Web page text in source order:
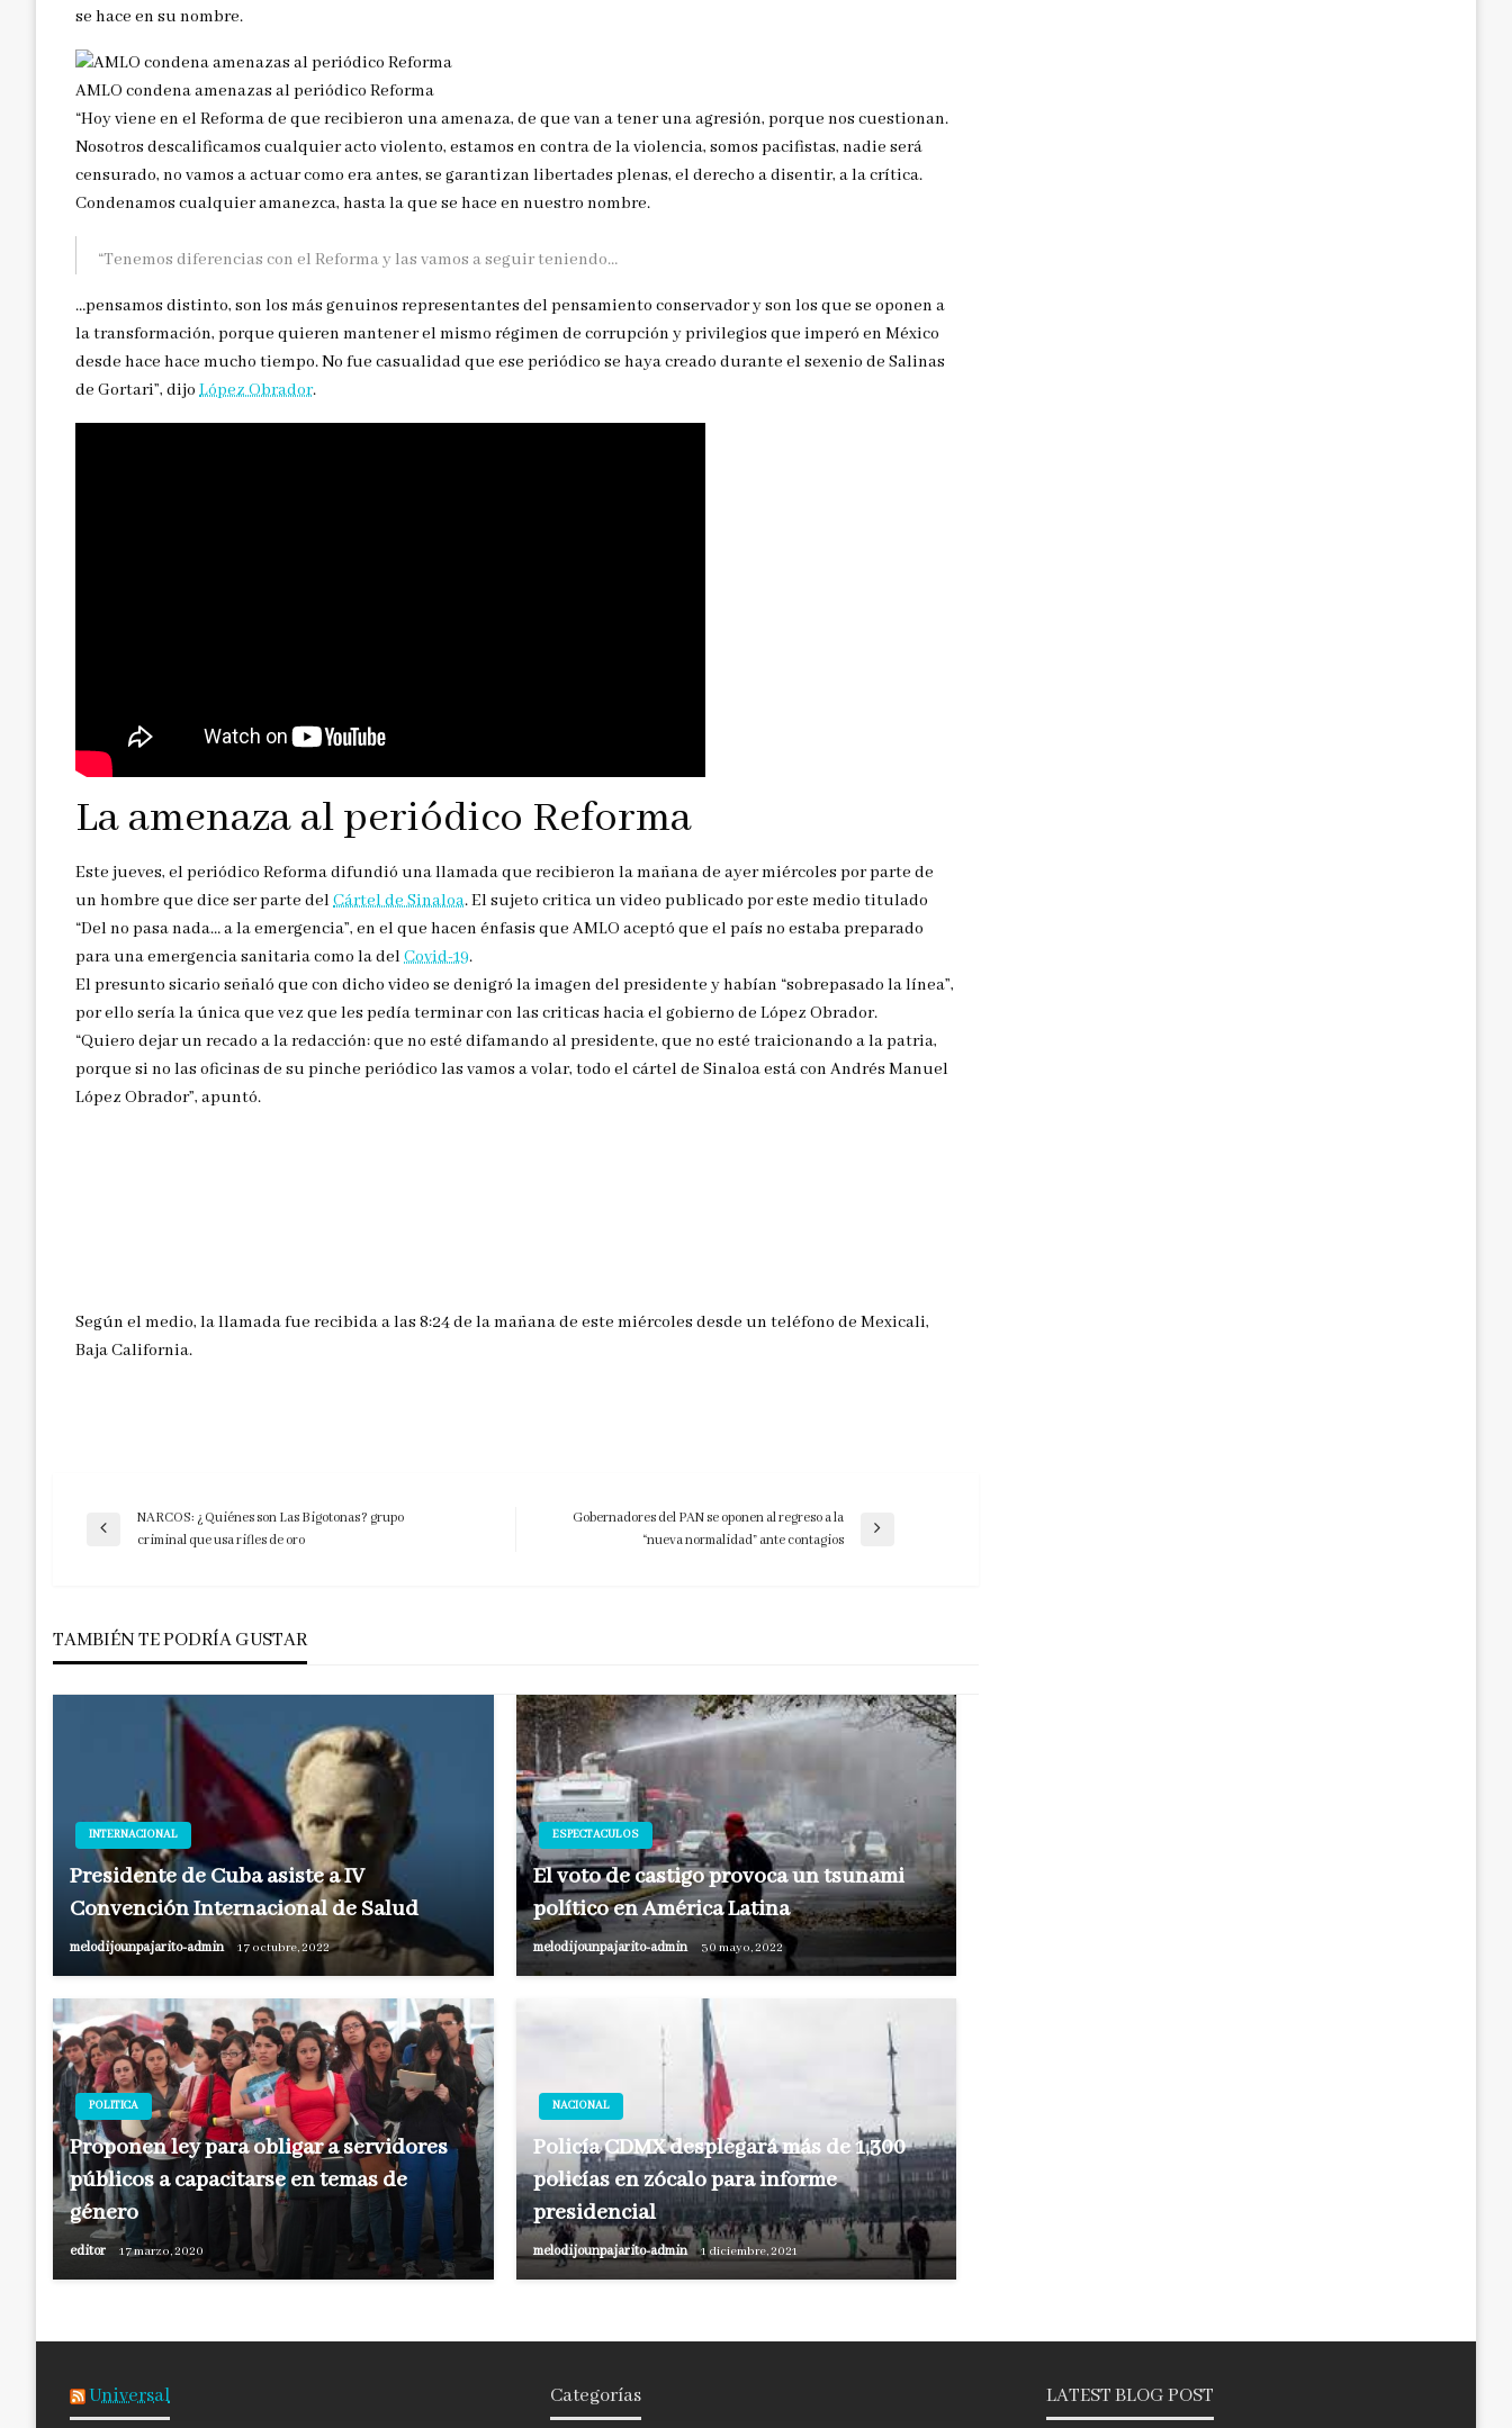
se hace en su nombre.
AMLO condena amenazas al periódico Reforma
“Hoy viene en el Reforma de que recibieron una amenaza, de que van a tener una agresión, porque nos cuestionan.
Nosotros descalificamos cualquier acto violento, estamos en contra de la violencia, somos pacifistas, nadie será
censurado, no vamos a actuar como era antes, se garantizan libertades plenas, el derecho a disentir, a la crítica.
Condenamos cualquier amanezca, hasta la que se hace en nuestro nombre.
“Tenemos diferencias con el Reforma y las vamos a seguir teniendo…
…pensamos distinto, son los más genuinos representantes del pensamiento conservador y son los que se oponen a
la transformación, porque quieren mantener el mismo régimen de corrupción y privilegios que imperó en México
desde hace hace mucho tiempo. No fue casualidad que ese periódico se haya creado durante el sexenio de Salinas
de Gortari”, dijo López Obrador.
La amenaza al periódico Reforma
Este jueves, el periódico Reforma difundió una llamada que recibieron la mañana de ayer miércoles por parte de
un hombre que dice ser parte delCártel de Sinaloa. El sujeto critica un video publicado por este medio titulado
“Del no pasa nada… a la emergencia”, en el que hacen énfasis que AMLO aceptó que el país no estaba preparado
para una emergencia sanitaria como la delCovid-19.
El presunto sicario señaló que con dicho video se denigró la imagen del presidente y habían “sobrepasado la línea”,
por ello sería la única que vez que les pedía terminar con las criticas hacia el gobierno de López Obrador.
“Quiero dejar un recado a la redacción: que no esté difamando al presidente, que no esté traicionando a la patria,
porque si no las oficinas de su pinche periódico las vamos a volar, todo el cártel de Sinaloa está con Andrés Manuel
López Obrador”, apuntó.
Según el medio, la llamada fue recibida a las 8:24 de la mañana de este miércoles desde un teléfono de Mexicali,
Baja California.
Navegación
entradas
Entrada
NARCOS: ¿Quiénes son Las Bigotonas? grupo
criminal que usa rifles de oro
Gobernadores del PAN se oponen al regreso a la
“nueva normalidad” ante contagios
TAMBIÉN TE PODRÍA GUSTAR
INTERNACIONAL
Presidente de Cuba asiste a IV
Convención Internacional de Salud
melodijounpajarito-admin 17 octubre, 2022
ESPECTACULOS
El voto de castigo provoca un tsunami
político en América Latina
melodijounpajarito-admin 30 mayo, 2022
POLITICA
Proponen ley para obligar a servidores
públicos a capacitarse en temas de
género
editor 17 marzo, 2020
NACIONAL
Policía CDMX desplegará más de 1,300
policías en zócalo para informe
presidencial
melodijounpajarito-admin 1 diciembre, 2021
Universal Categorías LATEST BLOG POST